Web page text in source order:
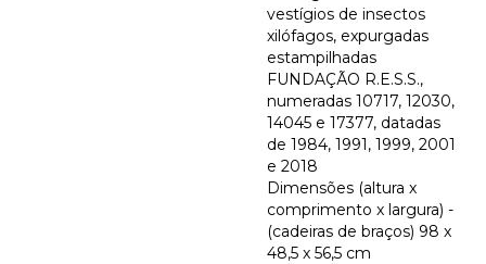
vestígios de insectos
xilófagos, expurgadas
estampilhadas
FUNDAÇÃO R.E.S.S.,
numeradas 10717, 12030,
14045 e 17377, datadas
de 1984, 1991, 1999, 2001
e 2018
Dimensões (altura x
comprimento x largura) -
(cadeiras de braços) 98 x
48,5 x 56,5 cm